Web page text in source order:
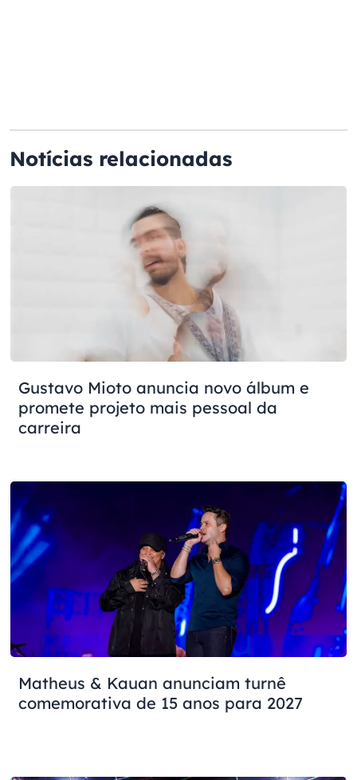
Notícias relacionadas
Gustavo Mioto anuncia novo álbum e
promete projeto mais pessoal da
carreira
Matheus & Kauan anunciam turnê
comemorativa de 15 anos para 2027